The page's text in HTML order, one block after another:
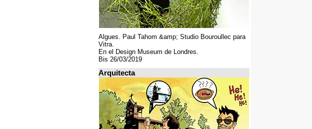
Algues. Paul Tahom &amp; Studio Bouroullec para
Vitra.
En el Design Museum de Londres.
Bis 26/03/2019
Arquitecta